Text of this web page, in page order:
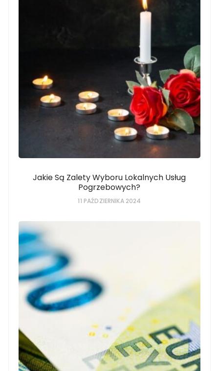
Jakie Są Zalety Wyboru Lokalnych Usług
Pogrzebowych?
11 PAŹDZIERNIKA 2024